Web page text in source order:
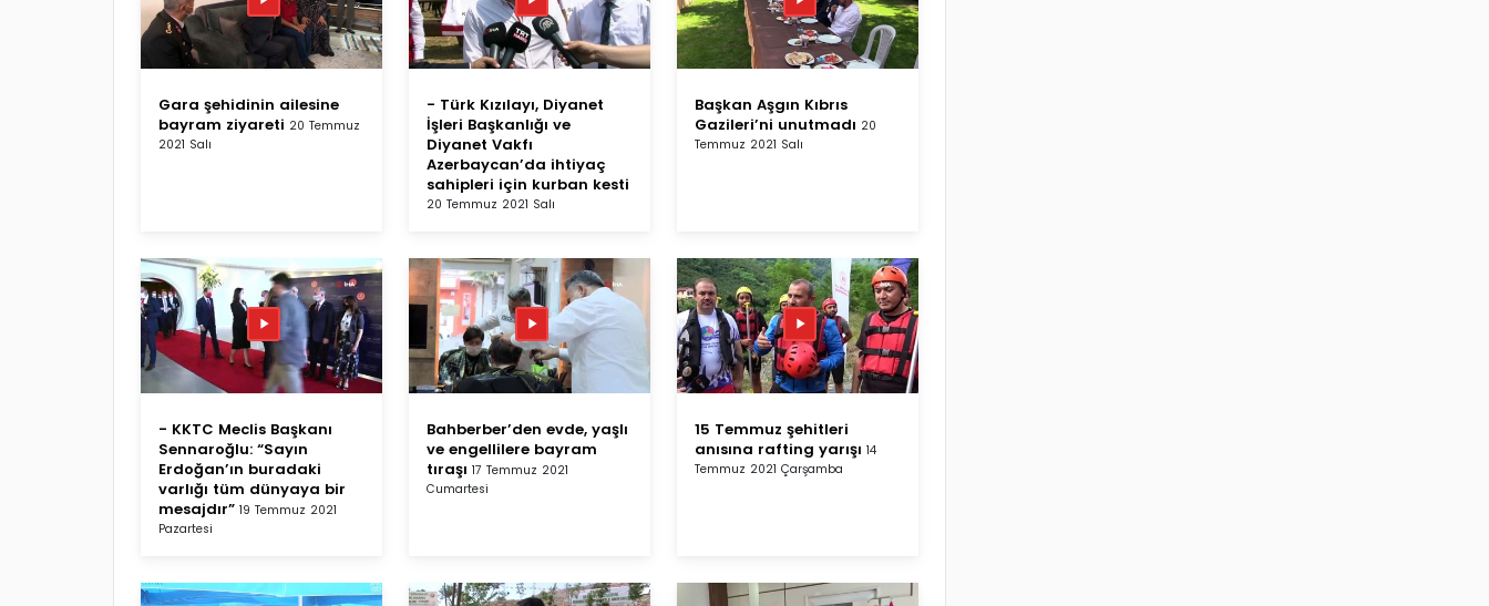
Gara şehidinin ailesine
bayram ziyareti 20 Temmuz
2021 Salı
- Türk Kızılayı, Diyanet
İşleri Başkanlığı ve
Diyanet Vakfı
Azerbaycan’da ihtiyaç
sahipleri için kurban kesti
20 Temmuz 2021 Salı
Başkan Aşgın Kıbrıs
Gazileri’ni unutmadı 20
Temmuz 2021 Salı
- KKTC Meclis Başkanı
Sennaroğlu: “Sayın
Erdoğan’ın buradaki
varlığı tüm dünyaya bir
mesajdır” 19 Temmuz 2021
Pazartesi
Bahberber’den evde, yaşlı
ve engellilere bayram
tıraşı 17 Temmuz 2021
Cumartesi
15 Temmuz şehitleri
anısına rafting yarışı 14
Temmuz 2021 Çarşamba